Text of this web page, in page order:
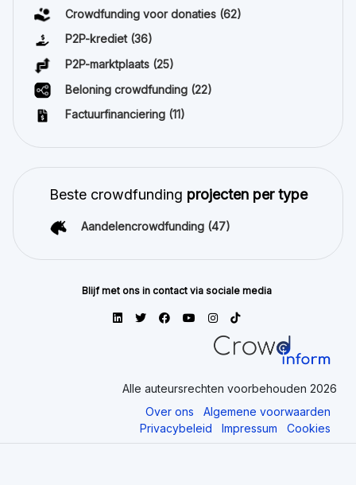
Crowdfunding voor donaties (62)
P2P-krediet (36)
P2P-marktplaats (25)
Beloning crowdfunding (22)
Factuurfinanciering (11)
Beste crowdfunding projecten per type
Aandelencrowdfunding (47)
Blijf met ons in contact via sociale media
Alle auteursrechten voorbehouden 2026
Over ons
Algemene voorwaarden
Privacybeleid
Impressum Cookies